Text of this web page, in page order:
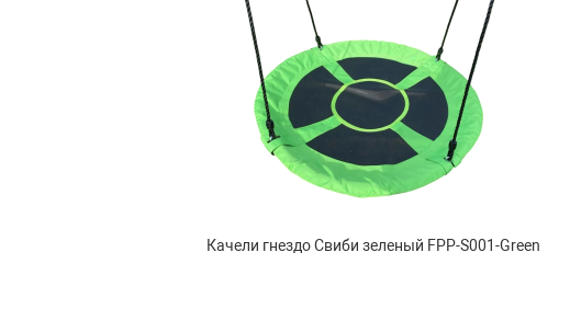
Качели гнездо Свиби зеленый FPP-S001-Green